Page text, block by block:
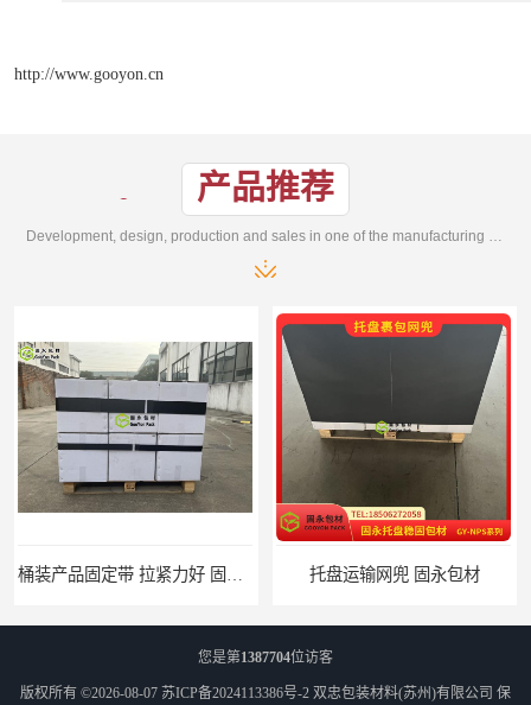
http://www.gooyon.cn
产品推荐
托盘运输网兜 固永包材 托盘打包绑带 固永包材
您是第1387704位访客
版权所有 ©2026-08-07 苏ICP备2024113386号-2 双忠包装材料(苏州)有限公司 保